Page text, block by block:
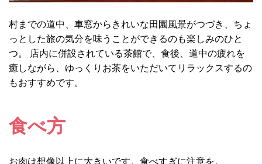
村までの道中、車窓からきれいな田園風景がつづき、ちょ
っとした旅の気分を味うことができるのも楽しみのひと
つ。 店内に併設されている茶館で、食後、道中の疲れを
癒しながら、ゆっくりお茶をいただいてリラックスするの
もおすすめです。
食べ方
お肉は想像以上に大きいです。食べすぎに注意を。